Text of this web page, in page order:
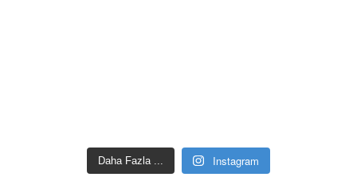
Daha Fazla ... Instagram